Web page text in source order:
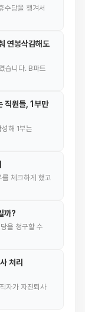
수당을 챙겨서
연봉삭감해도
습니다. B파트
직원들, 1부만
해 1부는
체크하게 했고
까?
을 청구할 수
처리
자가 자진퇴사